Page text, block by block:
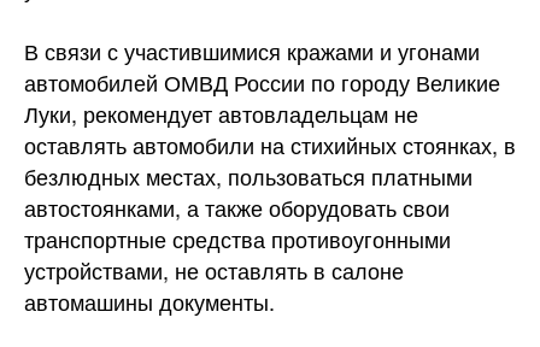
В связи с участившимися кражами и угонами
автомобилей ОМВД России по городу Великие
Луки, рекомендует автовладельцам не
оставлять автомобили на стихийных стоянках, в
безлюдных местах, пользоваться платными
автостоянками, а также оборудовать свои
транспортные средства противоугонными
устройствами, не оставлять в салоне
автомашины документы.